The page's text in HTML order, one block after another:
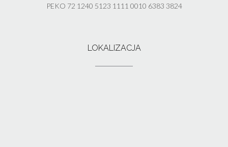
PEKO 72 1240 5123 1111 0010 6383 3824
LOKALIZACJA